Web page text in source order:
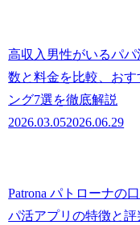
高収入男性がいるパ
数と料金を比較、お
ング7選を徹底解説
2026.03.052026.06.29
Patrona パトローナの
パ活アプリの特徴と